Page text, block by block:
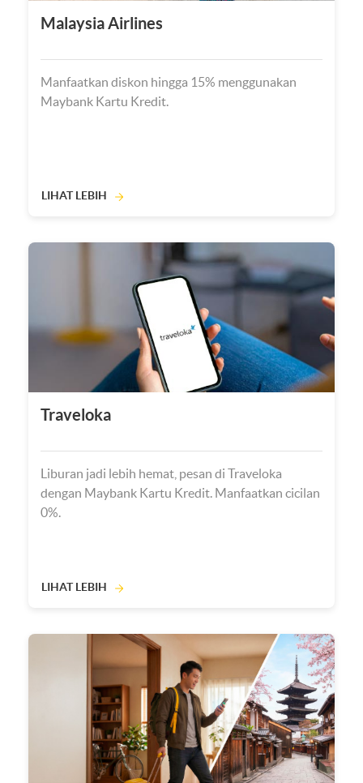
Malaysia Airlines
Manfaatkan diskon hingga 15% menggunakan
Maybank Kartu Kredit.
LIHAT LEBIH
Traveloka
Liburan jadi lebih hemat, pesan di Traveloka
dengan Maybank Kartu Kredit. Manfaatkan cicilan
0%.
LIHAT LEBIH